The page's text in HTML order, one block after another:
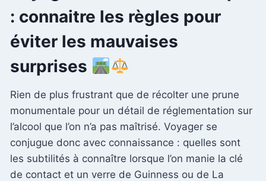
: connaitre les règles pour
éviter les mauvaises
surprises
Rien de plus frustrant que de récolter une prune
monumentale pour un détail de réglementation sur
l’alcool que l’on n’a pas maîtrisé. Voyager se
conjugue donc avec connaissance : quelles sont
les subtilités à connaître lorsque l’on manie la clé
de contact et un verre de Guinness ou de La